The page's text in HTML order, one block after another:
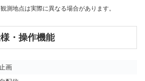
測地点は実際に異なる場合があります。
・操作機能
画